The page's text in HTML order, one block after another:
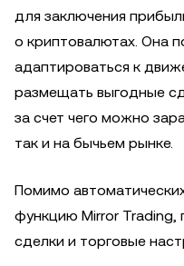
для заключения
о криптовалютах. Она
адаптироваться к
размещать выгодные
за счет чего можно
так и на бычьем рынке.
Помимо
функцию Mirror
сделки и торговые